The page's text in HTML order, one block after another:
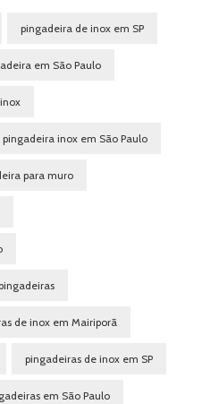
pingadeira de inox em SP
em São Paulo
pingadeira inox em São Paulo
para muro
de inox em Mairiporã
pingadeiras de inox em SP
em São Paulo